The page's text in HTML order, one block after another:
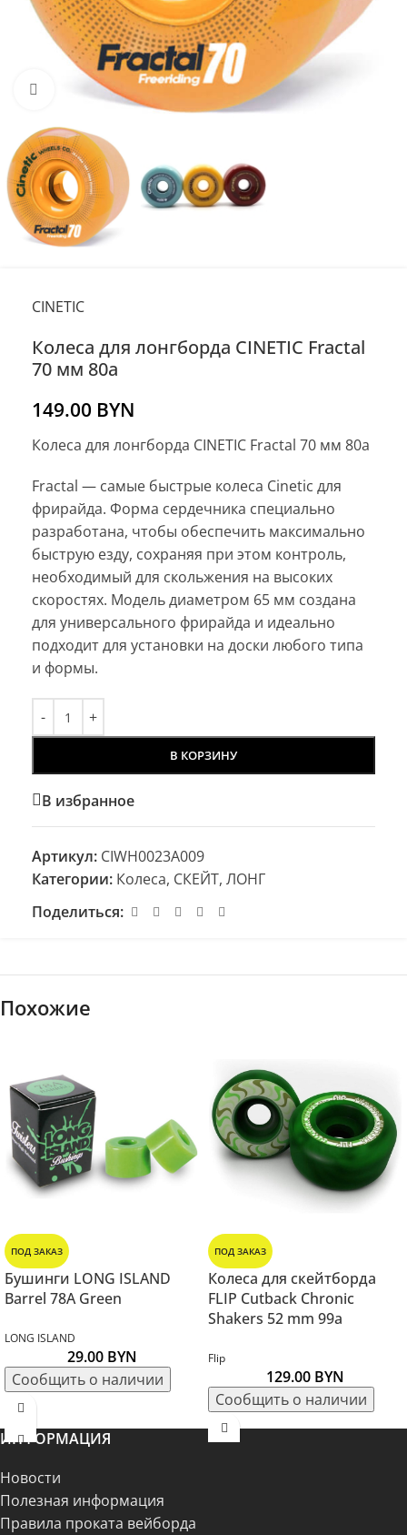
Нажмите, чтобы увеличить
CINETIC
Колеса для лонгборда CINETIC Fractal
70 мм 80a
149.00 BYN
Колеса для лонгборда CINETIC Fractal 70 мм 80a
Fractal — самые быстрые колеса Cinetic для
фрирайда. Форма сердечника специально
разработана, чтобы обеспечить максимально
быструю езду, сохраняя при этом контроль,
необходимый для скольжения на высоких
скоростях. Модель диаметром 65 мм создана
для универсального фрирайда и идеально
подходит для установки на доски любого типа
и формы.
В КОРЗИНУ
В избранное
Артикул: CIWH0023A009
Категории: Колеса, СКЕЙТ, ЛОНГ
Поделиться:
Похожие
ПОД ЗАКАЗ
Бушинги LONG ISLAND
Barrel 78A Green
LONG ISLAND
29.00 BYN
ПОД ЗАКАЗ
Колеса для скейтборда
FLIP Cutback Chronic
Shakers 52 mm 99a
Flip
129.00 BYN
ИНФОРМАЦИЯ
Новости
Полезная информация
Правила проката вейборда